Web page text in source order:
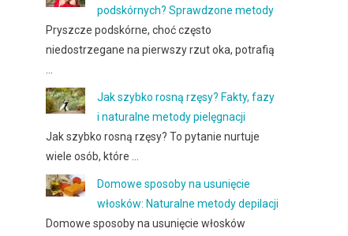
podskórnych? Sprawdzone metody
Pryszcze podskórne, choć często
niedostrzegane na pierwszy rzut oka, potrafią
Jak szybko rosną rzęsy? Fakty, fazy
i naturalne metody pielęgnacji
Jak szybko rosną rzęsy? To pytanie nurtuje
wiele osób, które …
Domowe sposoby na usunięcie
włosków: Naturalne metody depilacji
Domowe sposoby na usunięcie włosków